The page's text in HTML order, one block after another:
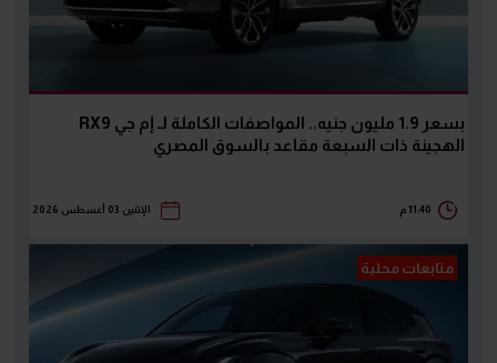
بسعر 1.9 مليون جنيه.. المواصفات الكاملة لـ إم جي RX9
الهجينة ذات السبعة مقاعد بالسوق المصري
11:40 م الإثنين 03 أغسطس 2026
متابعات محلية